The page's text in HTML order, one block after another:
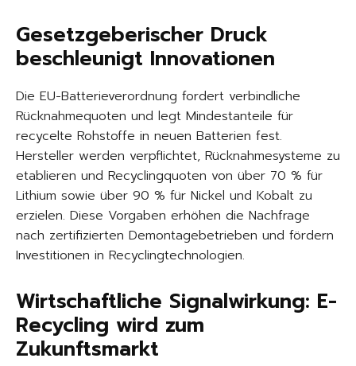
Gesetzgeberischer Druck
beschleunigt Innovationen
Die EU-Batterieverordnung fordert verbindliche
Rücknahmequoten und legt Mindestanteile für
recycelte Rohstoffe in neuen Batterien fest.
Hersteller werden verpflichtet, Rücknahmesysteme zu
etablieren und Recyclingquoten von über 70 % für
Lithium sowie über 90 % für Nickel und Kobalt zu
erzielen. Diese Vorgaben erhöhen die Nachfrage
nach zertifizierten Demontagebetrieben und fördern
Investitionen in Recyclingtechnologien.
Wirtschaftliche Signalwirkung: E-
Recycling wird zum
Zukunftsmarkt